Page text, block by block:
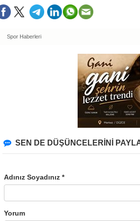
Spor Haberleri
SEN DE DÜŞÜNCELERİNİ
Adınız Soyadınız *
Yorum